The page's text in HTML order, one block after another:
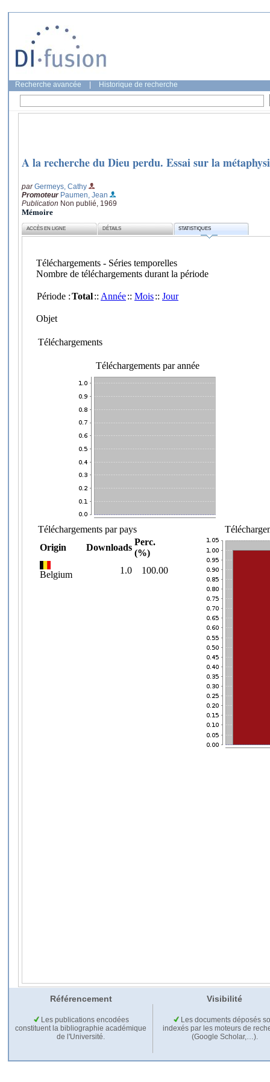
Recherche avancée Historique de recherche
A la recherche du Dieu perdu. Essai sur la
parGermeys, Cathy
Promoteur Paumen, Jean
Publication Non publié, 1969
Mémoire
ACCÈS EN LIGNE DÉTAILS STATISTIQUES
Référencement Visibilité
Les publications encodées
constituent la bibliographie académique
de l'Université.
Les documents déposés
indexés par les moteurs de
(Google Scholar,…).